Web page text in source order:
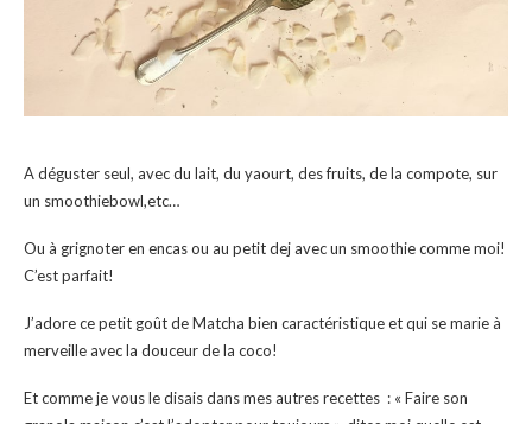
A déguster seul, avec du lait, du yaourt, des fruits, de la compote, sur
un smoothiebowl,etc…
Ou à grignoter en encas ou au petit dej avec un smoothie comme moi!
C’est parfait!
J’adore ce petit goût de Matcha bien caractéristique et qui se marie à
merveille avec la douceur de la coco!
Et comme je vous le disais dans mes autres recettes : « Faire son